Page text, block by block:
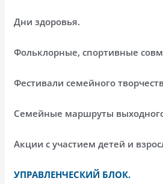
Дни здоровья.
Фольклорные, спортивные
Фестивали семейного
Семейные маршруты
Акции с участием детей и
УПРАВЛЕНЧЕСКИЙ БЛОК.